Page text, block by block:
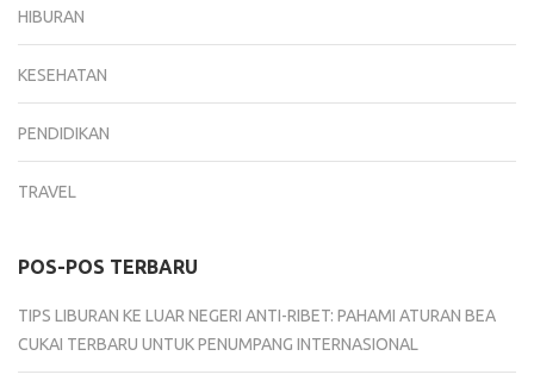
HIBURAN
KESEHATAN
PENDIDIKAN
TRAVEL
POS-POS TERBARU
TIPS LIBURAN KE LUAR NEGERI ANTI-RIBET: PAHAMI ATURAN BEA
CUKAI TERBARU UNTUK PENUMPANG INTERNASIONAL